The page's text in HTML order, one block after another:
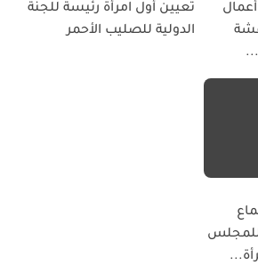
أعمال
تعيين أول امرأة رئيسة للجنة
الدولية للصليب الأحمر
للمجلس